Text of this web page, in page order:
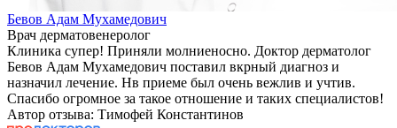
Бевов Адам Мухамедович
Врач дерматовенеролог
Клиника супер! Приняли молниеносно. Доктор дерматолог
Бевов Адам Мухамедович поставил вкрный диагноз и
назначил лечение. Нв приеме был очень вежлив и учтив.
Спасибо огромное за такое отношение и таких специалистов!
Автор отзыва: Тимофей Константинов